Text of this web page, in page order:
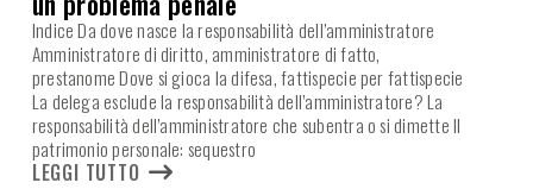
Indice Da dove nasce la responsabilità dell’amministratore
Amministratore di diritto, amministratore di fatto,
prestanome Dove si gioca la difesa, fattispecie per fattispecie
La delega esclude la responsabilità dell’amministratore? La
responsabilità dell’amministratore che subentra o si dimette Il
patrimonio personale: sequestro
LEGGI TUTTO